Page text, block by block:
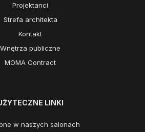
Projektanci
Strefa architekta
Kontakt
Wnętrza publiczne
MOMA Contract
LINKI
w naszych salonach